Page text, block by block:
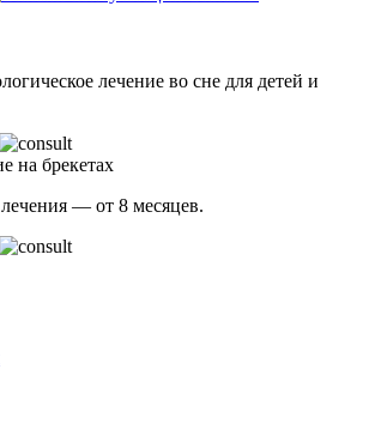
лечение во сне для детей и
на брекетах
— от 8 месяцев.